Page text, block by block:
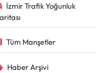
İzmir Trafik Yoğunluk
Tüm Manşetler
Haber Arşivi